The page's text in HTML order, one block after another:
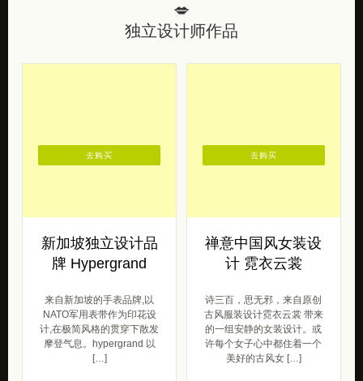
💋
独立设计师作品
新加坡独立设计品
牌 Hypergrand
来自新加坡的手表品牌,以
NATO军用表带作为印花设
计,在极简风格的贯穿下散发
摩登气息。hypergrand 以
[…]
去购买
禅意中国风女装设
计 霓衣云裳
诗三百，思无邪，来自原创
古风服装设计霓衣云裳 带来
的一组安静的女装设计。或
许每个女子心中都住着一个
美好的古风女 […]
去购买